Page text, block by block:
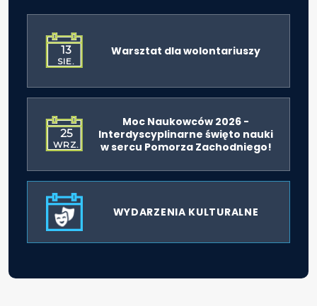
13
SIE.
Warsztat dla wolontariuszy
25
WRZ.
Moc Naukowców 2026 -
Interdyscyplinarne święto nauki
w sercu Pomorza Zachodniego!
WYDARZENIA KULTURALNE